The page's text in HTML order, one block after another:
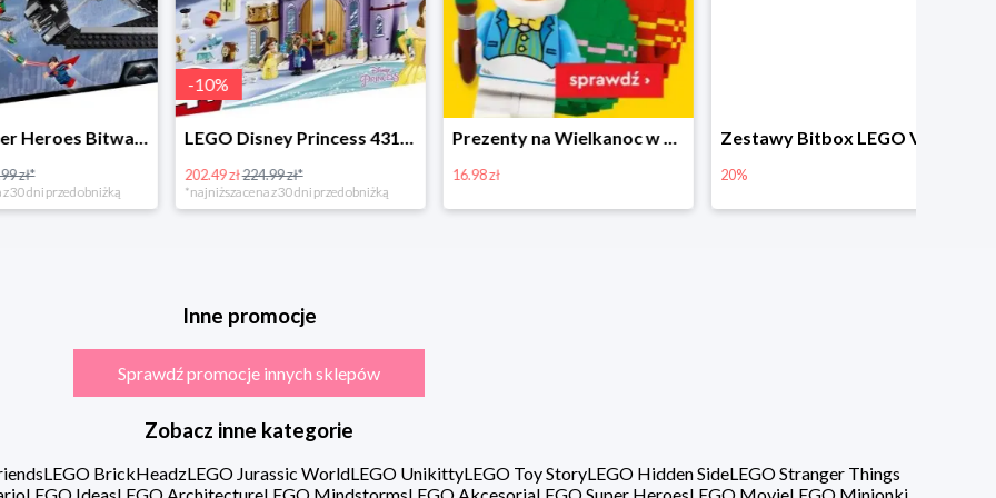
LEGO Super Heroes Bitwa powietrzna w super cenie
obniżką
-10%
LEGO Disney Princess 43180 Zimowe święto w zamku Belli
224.99 zł*
*najniższa cena z 30 dni przed obniżką
Prezenty na Wielkanoc w Planecie Klocków od 16,99 zł Zestawy Bitbox LEGO Vidiyo w Planecie Klocków -20%
Inne promocje
Sprawdź promocje innych sklepów
Zobacz inne kategorie
LEGO BrickHeadzLEGO Jurassic WorldLEGO UnikittyLEGO Toy StoryLEGO Hidden SideLEGO Stranger Things